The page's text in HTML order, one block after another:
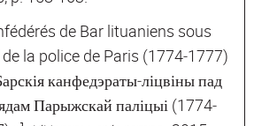
de Bar lituaniens sous
de la police de Paris (1774‐1777)
канфедэраты‐ліцвіны пад
Парыжскай паліцыі (1774‐